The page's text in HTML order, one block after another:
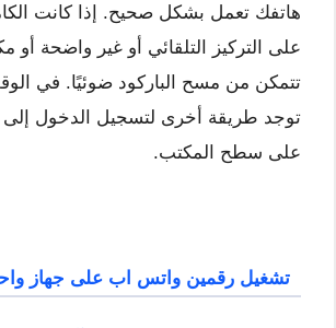
هاتفك تعمل بشكل صحيح. إذا كانت
على التركيز التلقائي أو غير واضحة أو
تتمكن من مسح الباركود ضوئيًا. في
على سطح المكتب.
تشغيل رقمين واتس اب على جهاز